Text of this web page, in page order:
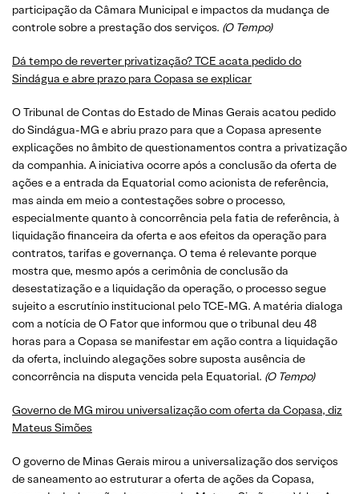
participação da Câmara Municipal e impactos da mudança de
controle sobre a prestação dos serviços. (O Tempo)
Dá tempo de reverter privatização? TCE acata pedido do
Sindágua e abre prazo para Copasa se explicar
O Tribunal de Contas do Estado de Minas Gerais acatou pedido
do Sindágua-MG e abriu prazo para que a Copasa apresente
explicações no âmbito de questionamentos contra a privatização
da companhia. A iniciativa ocorre após a conclusão da oferta de
ações e a entrada da Equatorial como acionista de referência,
mas ainda em meio a contestações sobre o processo,
especialmente quanto à concorrência pela fatia de referência, à
liquidação financeira da oferta e aos efeitos da operação para
contratos, tarifas e governança. O tema é relevante porque
mostra que, mesmo após a cerimônia de conclusão da
desestatização e a liquidação da operação, o processo segue
sujeito a escrutínio institucional pelo TCE-MG. A matéria dialoga
com a notícia de O Fator que informou que o tribunal deu 48
horas para a Copasa se manifestar em ação contra a liquidação
da oferta, incluindo alegações sobre suposta ausência de
concorrência na disputa vencida pela Equatorial. (O Tempo)
Governo de MG mirou universalização com oferta da Copasa, diz
Mateus Simões
O governo de Minas Gerais mirou a universalização dos serviços
de saneamento ao estruturar a oferta de ações da Copasa,